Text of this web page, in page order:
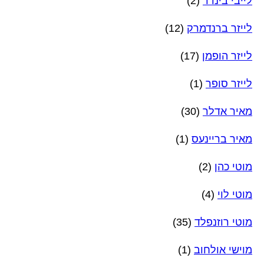
לייזר ברנדמרק (12)
לייזר הופמן (17)
לייזר סופר (1)
מאיר אדלר (30)
מאיר בריינעס (1)
מוטי כהן (2)
מוטי לוי (4)
מוטי רוזנפלד (35)
מוישי אולחוב (1)